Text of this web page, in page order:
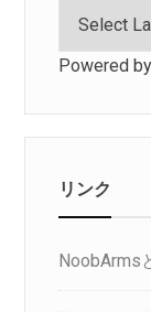
Powered
リンク
NoobArms